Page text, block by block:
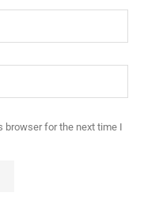
browser for the next time I